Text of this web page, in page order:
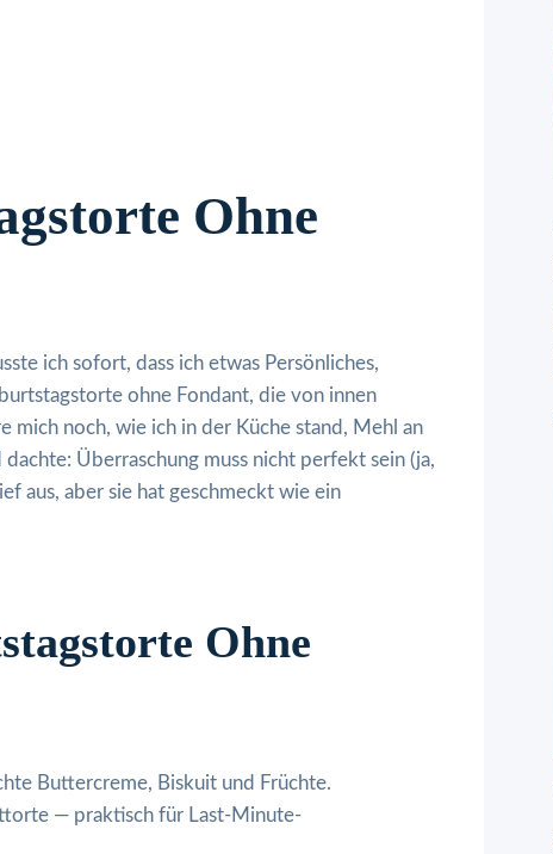
Ohne
ich sofort, dass ich etwas Persönliches,
ohne Fondant, die von innen
mich noch, wie ich in der Küche stand, Mehl an
Überraschung muss nicht perfekt sein (ja,
aus, aber sie hat geschmeckt wie ein
Ohne
Buttercreme, Biskuit und Früchte.
— praktisch für Last-Minute-